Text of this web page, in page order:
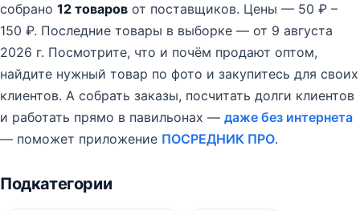
собрано 12 товаров от поставщиков. Цены — 50 ₽ –
150 ₽. Последние товары в выборке — от 9 августа
2026 г. Посмотрите, что и почём продают оптом,
найдите нужный товар по фото и закупитесь для своих
клиентов. А собрать заказы, посчитать долги клиентов
и работать прямо в павильонах — даже без интернета
— поможет приложение ПОСРЕДНИК ПРО.
Подкатегории